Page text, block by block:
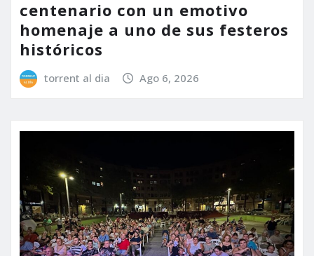
centenario con un emotivo
homenaje a uno de sus festeros
históricos
torrent al dia Ago 6, 2026